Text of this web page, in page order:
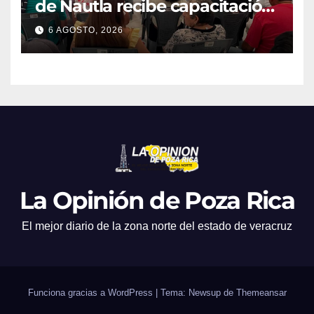
de Nautla recibe capacitación
en atención a emergencias
6 AGOSTO, 2026
La Opinión de Poza Rica
El mejor diario de la zona norte del estado de veracruz
Funciona gracias a WordPress Tema: Newsup de Themeansar